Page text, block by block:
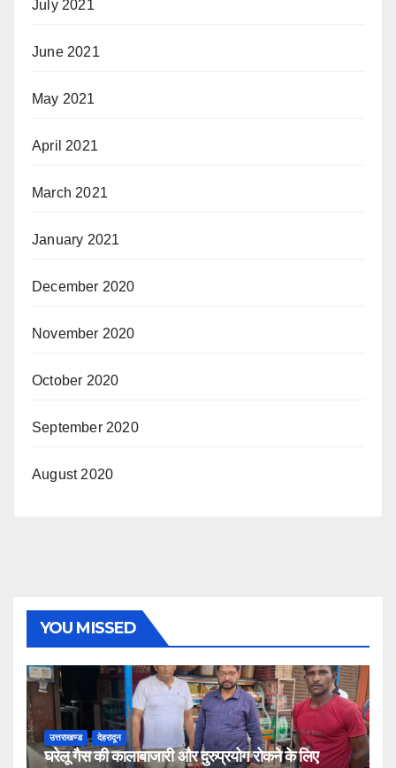
July 2021
June 2021
May 2021
April 2021
March 2021
January 2021
December 2020
November 2020
October 2020
September 2020
August 2020
YOU MISSED
उत्तराखण्ड देहरादून
घरेलू गैस की कालाबाजारी और दुरुप्रयोग रोकने के लिए